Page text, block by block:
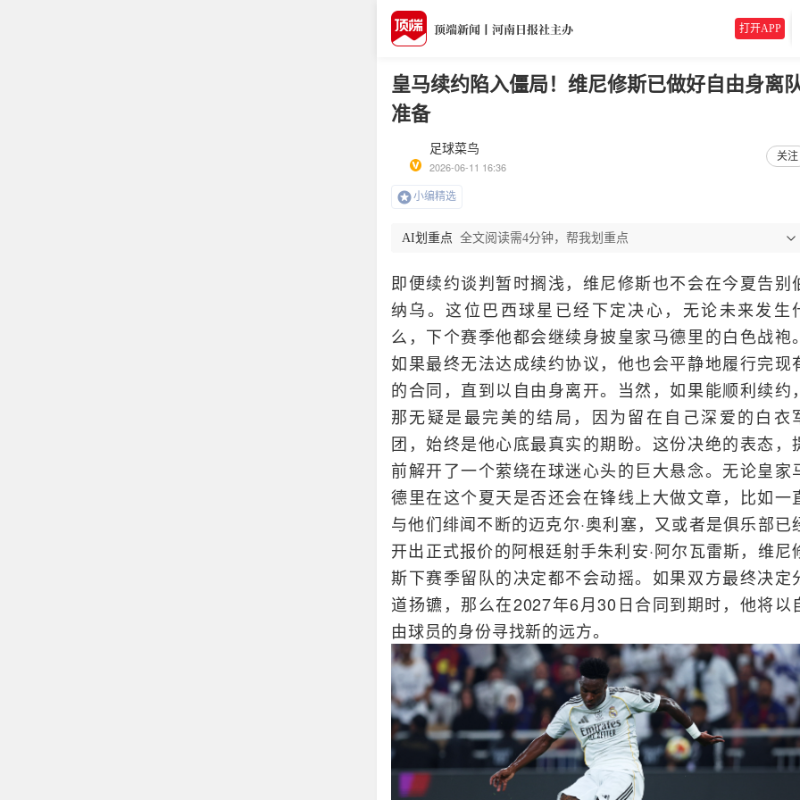
打开APP
皇马续约陷入僵局！维尼修斯已做好自由身离
准备
足球菜鸟
2026-06-11 16:36
关注
小编精选
AI划重点 全文阅读需4分钟，帮我划重点
即便续约谈判暂时搁浅，维尼修斯也不会在今夏告别
纳乌。这位巴西球星已经下定决心，无论未来发生
么，下个赛季他都会继续身披皇家马德里的白色战袍。
如果最终无法达成续约协议，他也会平静地履行完现
的合同，直到以自由身离开。当然，如果能顺利续约，
那无疑是最完美的结局，因为留在自己深爱的白衣
团，始终是他心底最真实的期盼。这份决绝的表态，
前解开了一个萦绕在球迷心头的巨大悬念。无论皇家
德里在这个夏天是否还会在锋线上大做文章，比如一
与他们绯闻不断的迈克尔·奥利塞，又或者是俱乐部已
开出正式报价的阿根廷射手朱利安·阿尔瓦雷斯，维尼
斯下赛季留队的决定都不会动摇。如果双方最终决定
道扬镳，那么在2027年6月30日合同到期时，他将以
由球员的身份寻找新的远方。